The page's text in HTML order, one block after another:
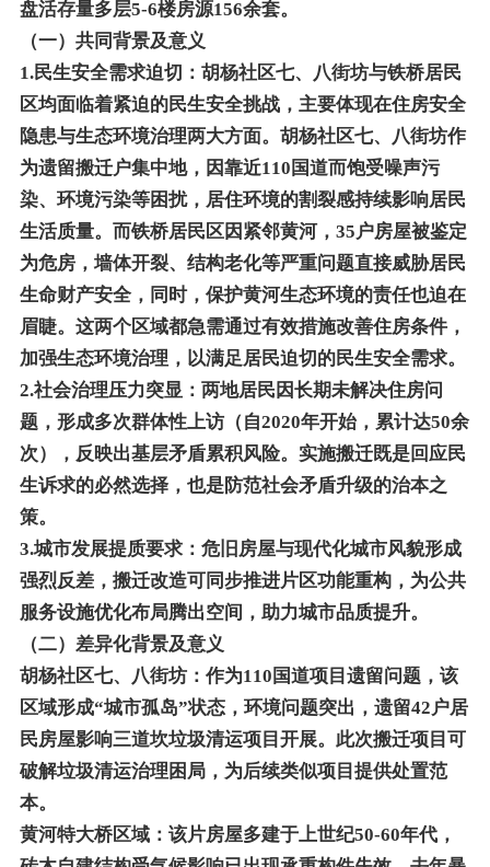
盘活存量多层5-6楼房源156余套。
（一）共同背景及意义
1.民生安全需求迫切：胡杨社区七、八街坊与铁桥居民
区均面临着紧迫的民生安全挑战，主要体现在住房安全
隐患与生态环境治理两大方面。胡杨社区七、八街坊作
为遗留搬迁户集中地，因靠近110国道而饱受噪声污
染、环境污染等困扰，居住环境的割裂感持续影响居民
生活质量。而铁桥居民区因紧邻黄河，35户房屋被鉴定
为危房，墙体开裂、结构老化等严重问题直接威胁居民
生命财产安全，同时，保护黄河生态环境的责任也迫在
眉睫。这两个区域都急需通过有效措施改善住房条件，
加强生态环境治理，以满足居民迫切的民生安全需求。
2.社会治理压力突显：两地居民因长期未解决住房问
题，形成多次群体性上访（自2020年开始，累计达50余
次），反映出基层矛盾累积风险。实施搬迁既是回应民
生诉求的必然选择，也是防范社会矛盾升级的治本之
策。
3.城市发展提质要求：危旧房屋与现代化城市风貌形成
强烈反差，搬迁改造可同步推进片区功能重构，为公共
服务设施优化布局腾出空间，助力城市品质提升。
（二）差异化背景及意义
胡杨社区七、八街坊：作为110国道项目遗留问题，该
区域形成“城市孤岛”状态，环境问题突出，遗留42户居
民房屋影响三道坎垃圾清运项目开展。此次搬迁项目可
破解垃圾清运治理困局，为后续类似项目提供处置范
本。
黄河特大桥区域：该片房屋多建于上世纪50-60年代，